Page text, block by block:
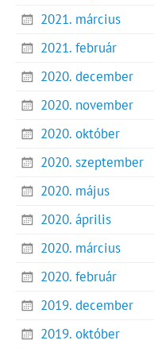
2021. március
2021. február
2020. december
2020. november
2020. október
2020. szeptember
2020. május
2020. április
2020. március
2020. február
2019. december
2019. október